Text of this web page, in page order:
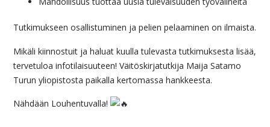
Tutkimukseen osallistuminen ja pelien pelaaminen on ilmaista.
Mikäli kiinnostuit ja haluat kuulla tulevasta tutkimuksesta lisää,
tervetuloa infotilaisuuteen! Väitöskirjatutkija Maija Satamo
Turun yliopistosta paikalla kertomassa hankkeesta.
Nähdään Louhentuvalla!